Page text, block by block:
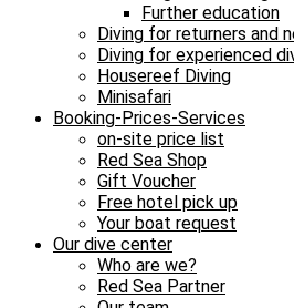
Further education
Diving for returners and
Diving for experienced
Housereef Diving
Minisafari
Booking-Prices-Services
on-site price list
Red Sea Shop
Gift Voucher
Free hotel pick up
Your boat request
Our dive center
Who are we?
Red Sea Partner